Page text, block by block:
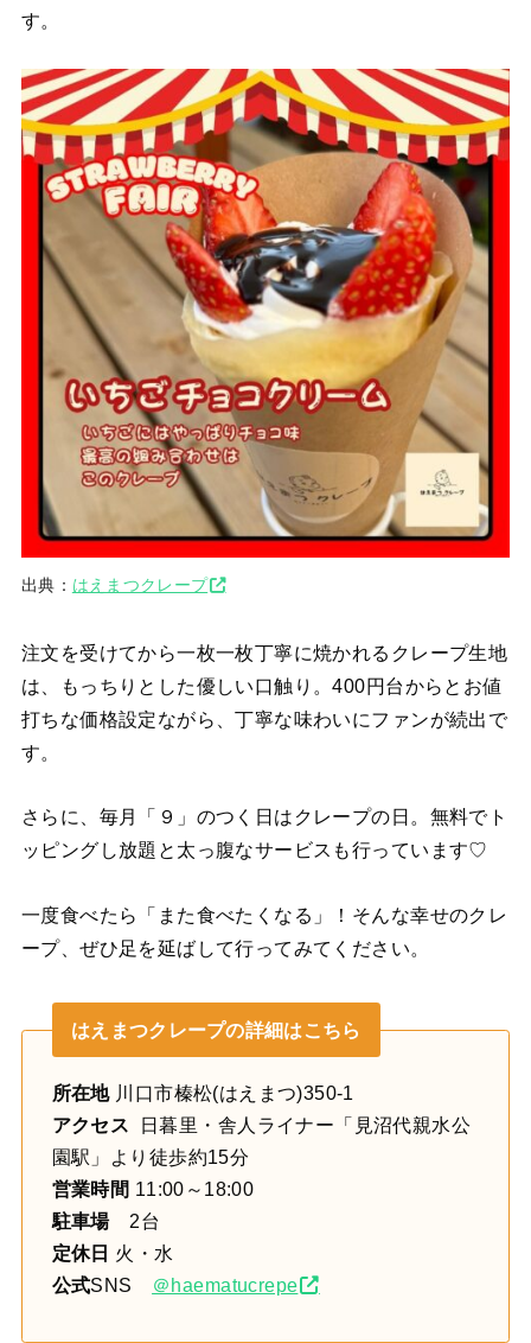
す。
出典： はえまつクレープ
注文を受けてから一枚一枚丁寧に焼かれるクレープ生地
は、もっちりとした優しい口触り。400円台からとお値
打ちな価格設定ながら、丁寧な味わいにファンが続出で
す。
さらに、毎月「９」のつく日はクレープの日。無料でト
ッピングし放題と太っ腹なサービスも行っています♡
一度食べたら「また食べたくなる」！そんな幸せのクレ
ープ、ぜひ足を延ばして行ってみてください。
はえまつクレープの詳細はこちら
所在地川口市榛松(はえまつ)350-1
アクセス
日暮里・舎人ライナー「見沼代親水公
園駅」より徒歩約15分
営業時間 11:00～18:00
駐車場 2台
定休日 火・水
公式SNS ＠haematucrepe